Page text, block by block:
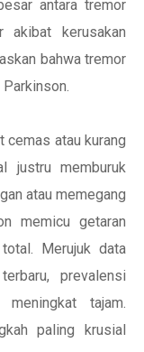
antara tremor
akibat kerusakan
bahwa tremor
cemas atau kurang
justru memburuk
atau memegang
memicu getaran
Merujuk data
prevalensi
tajam.
paling krusial